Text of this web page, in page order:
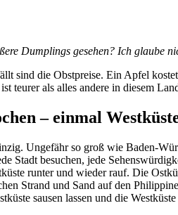
Dumplings gesehen? Ich glaube
sind die Obstpreise. Ein Apfel
teurer als alles andere in diesem
– einmal
Ungefähr so groß wie Baden-
Stadt besuchen, jede
runter und wieder rauf. Die
Strand und Sand auf den
sausen lassen und die